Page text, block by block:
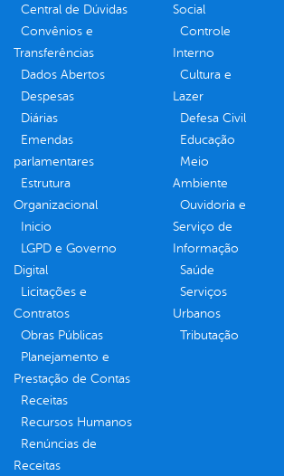
Central de Dúvidas
Convênios e
Transferências
Dados Abertos
Despesas
Diárias
Emendas
parlamentares
Estrutura
Organizacional
Inicio
LGPD e Governo
Digital
Licitações e
Contratos
Obras Públicas
Planejamento e
Prestação de Contas
Receitas
Recursos Humanos
Renúncias de
Receitas
Social
Controle
Interno
Cultura e
Lazer
Defesa Civil
Educação
Meio
Ambiente
Ouvidoria e
Serviço de
Informação
Saúde
Serviços
Urbanos
Tributação